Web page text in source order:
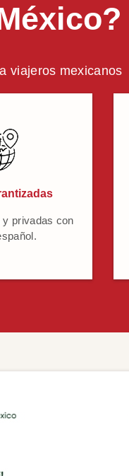
viajeros mexicanos
y privadas con